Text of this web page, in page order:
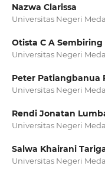
Nazwa Clarissa
Universitas Negeri
Otista C A Sembiring
Universitas Negeri
Peter Patiangbanua
Universitas Negeri
Rendi Jonatan
Universitas Negeri
Salwa Khairani
Universitas Negeri